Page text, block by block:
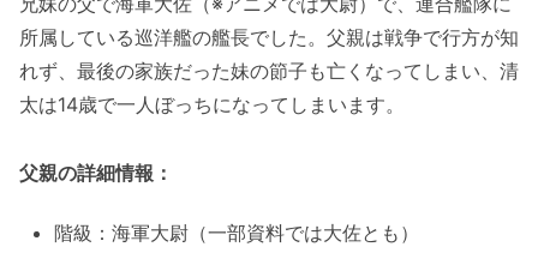
所属している巡洋艦の艦長でした。父親は戦争で行方が知
れず、最後の家族だった妹の節子も亡くなってしまい、清
太は14歳で一人ぼっちになってしまいます。
父親の詳細情報：
階級：海軍大尉（一部資料では大佐とも）